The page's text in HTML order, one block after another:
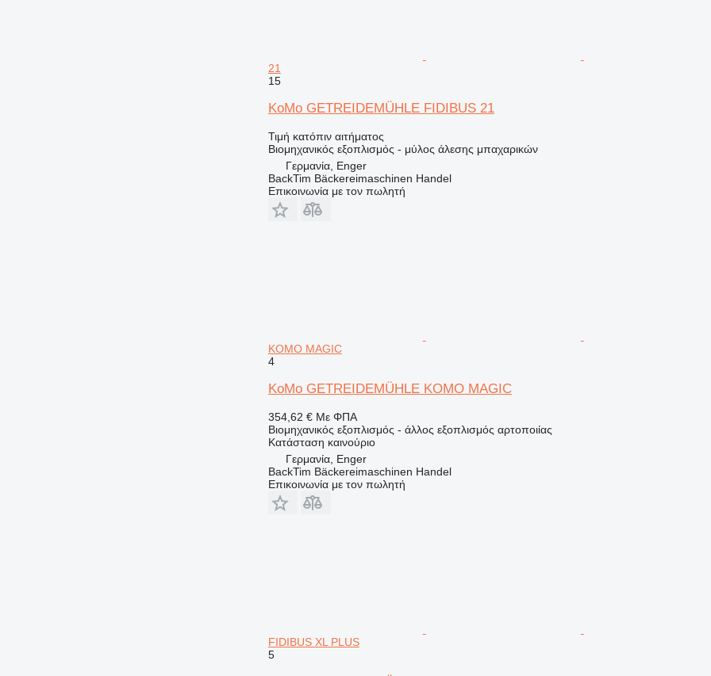
21
15
KoMo GETREIDEMÜHLE FIDIBUS 21
Τιμή κατόπιν αιτήματος
Βιομηχανικός εξοπλισμός - μύλος άλεσης μπαχαρικών
Γερμανία, Enger
BackTim Bäckereimaschinen Handel
Επικοινωνία με τον πωλητή
KOMO MAGIC
4
KoMo GETREIDEMÜHLE KOMO MAGIC
354,62 € Με ΦΠΑ
Βιομηχανικός εξοπλισμός - άλλος εξοπλισμός αρτοποιίας
Κατάσταση καινούριο
Γερμανία, Enger
BackTim Bäckereimaschinen Handel
Επικοινωνία με τον πωλητή
FIDIBUS XL PLUS
5